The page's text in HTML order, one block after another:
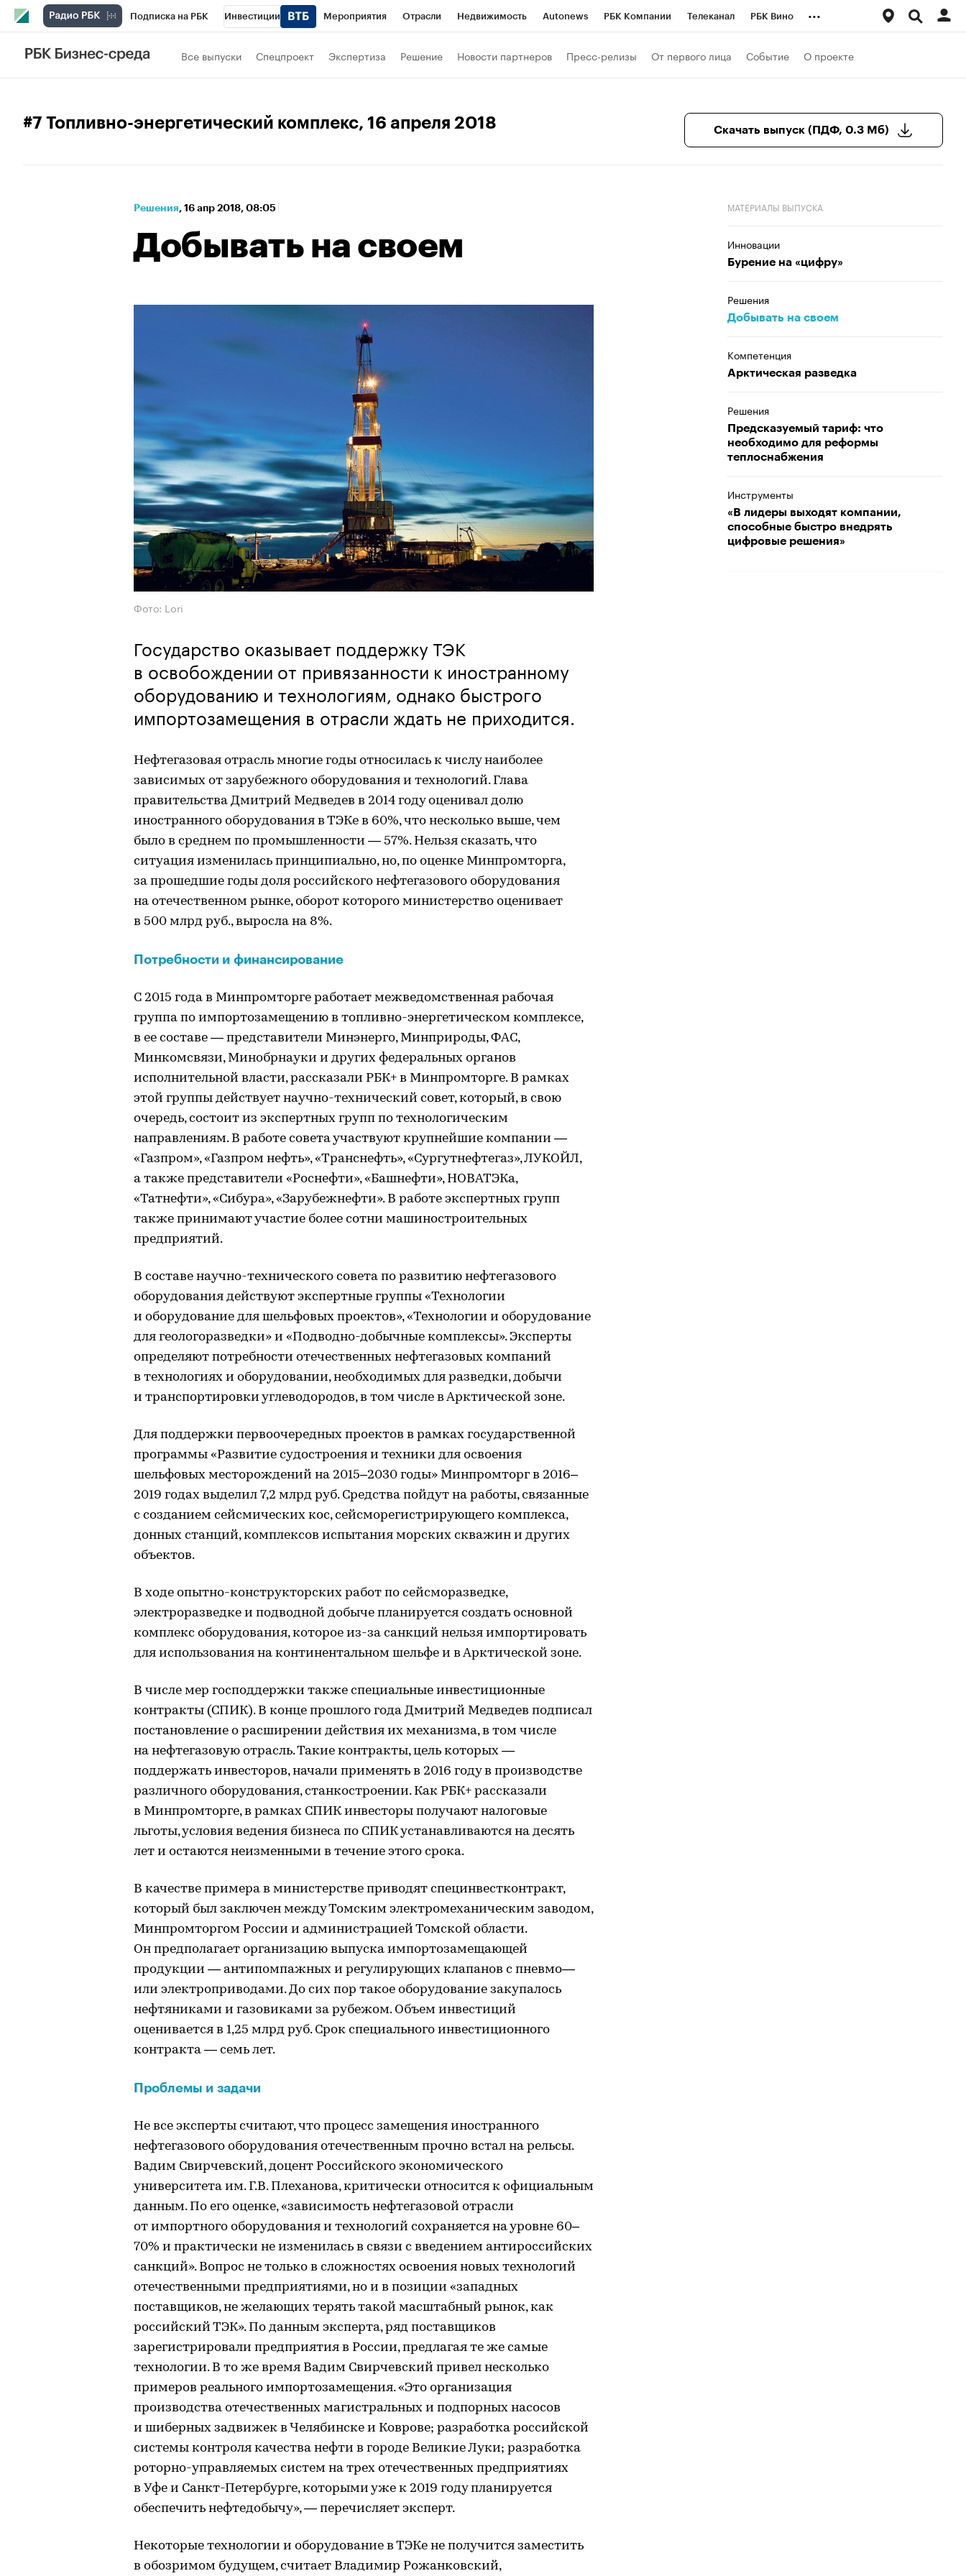
Подписка на РБК Инвестиции Мероприятия Отрасли Недвижимость Autonews РБК Компании Телеканал РБК Вино
Спорт
Конференции СПб Бизнес
...
Все выпуски Спецпроект Экспертиза Решение Новости партнеров Пресс-релизы От первого лица Событие О проекте
#7 Топливно-энергетический комплекс, 16 апреля 2018 Скачать выпуск (ПДФ, 0.3 Мб)
Решения⁠, 16 апр 2018, 08:05
Добывать на своем
Фото: Lori
Государство оказывает поддержку ТЭК
в освобождении от привязанности к иностранному
оборудованию и технологиям, однако быстрого
импортозамещения в отрасли ждать не приходится.
Нефтегазовая отрасль многие годы относилась к числу наиболее
зависимых от зарубежного оборудования и технологий. Глава
правительства Дмитрий Медведев в 2014 году оценивал долю
иностранного оборудования в ТЭКе в 60%, что несколько выше, чем
было в среднем по промышленности — 57%. Нельзя сказать, что
ситуация изменилась принципиально, но, по оценке Минпромторга,
за прошедшие годы доля российского нефтегазового оборудования
на отечественном рынке, оборот которого министерство оценивает
в 500 млрд руб., выросла на 8%.
Потребности и финансирование
С 2015 года в Минпромторге работает межведомственная рабочая
группа по импортозамещению в топливно-энергетическом комплексе,
в ее составе — представители Минэнерго, Минприроды, ФАС,
Минкомсвязи, Минобрнауки и других федеральных органов
исполнительной власти, рассказали РБК+ в Минпромторге. В рамках
этой группы действует научно-технический совет, который, в свою
очередь, состоит из экспертных групп по технологическим
направлениям. В работе совета участвуют крупнейшие компании —
«Газпром», «Газпром нефть», «Транснефть», «Сургутнефтегаз», ЛУКОЙЛ,
а также представители «Роснефти», «Башнефти», НОВАТЭКа,
«Татнефти», «Сибура», «Зарубежнефти». В работе экспертных групп
также принимают участие более сотни машиностроительных
предприятий.
В составе научно-технического совета по развитию нефтегазового
оборудования действуют экспертные группы «Технологии
и оборудование для шельфовых проектов», «Технологии и оборудование
для геологоразведки» и «Подводно-добычные комплексы». Эксперты
определяют потребности отечественных нефтегазовых компаний
в технологиях и оборудовании, необходимых для разведки, добычи
и транспортировки углеводородов, в том числе в Арктической зоне.
Для поддержки первоочередных проектов в рамках государственной
программы «Развитие судостроения и техники для освоения
шельфовых месторождений на 2015–2030 годы» Минпромторг в 2016–
2019 годах выделил 7,2 млрд руб. Средства пойдут на работы, связанные
с созданием сейсмических кос, сейсморегистрирующего комплекса,
донных станций, комплексов испытания морских скважин и других
объектов.
В ходе опытно-конструкторских работ по сейсморазведке,
электроразведке и подводной добыче планируется создать основной
комплекс оборудования, которое из-за санкций нельзя импортировать
для использования на континентальном шельфе и в Арктической зоне.
В числе мер господдержки также специальные инвестиционные
контракты (СПИК). В конце прошлого года Дмитрий Медведев подписал
постановление о расширении действия их механизма, в том числе
на нефтегазовую отрасль. Такие контракты, цель которых —
поддержать инвесторов, начали применять в 2016 году в производстве
различного оборудования, станкостроении. Как РБК+ рассказали
в Минпромторге, в рамках СПИК инвесторы получают налоговые
льготы, условия ведения бизнеса по СПИК устанавливаются на десять
лет и остаются неизменными в течение этого срока.
В качестве примера в министерстве приводят специнвестконтракт,
который был заключен между Томским электромеханическим заводом,
Минпромторгом России и администрацией Томской области.
Он предполагает организацию выпуска импортозамещающей
продукции — антипомпажных и регулирующих клапанов с пневмо—
или электроприводами. До сих пор такое оборудование закупалось
нефтяниками и газовиками за рубежом. Объем инвестиций
оценивается в 1,25 млрд руб. Срок специального инвестиционного
контракта — семь лет.
Проблемы и задачи
Не все эксперты считают, что процесс замещения иностранного
нефтегазового оборудования отечественным прочно встал на рельсы.
Вадим Свирчевский, доцент Российского экономического
университета им. Г.В. Плеханова, критически относится к официальным
данным. По его оценке, «зависимость нефтегазовой отрасли
от импортного оборудования и технологий сохраняется на уровне 60–
70% и практически не изменилась в связи с введением антироссийских
санкций». Вопрос не только в сложностях освоения новых технологий
отечественными предприятиями, но и в позиции «западных
поставщиков, не желающих терять такой масштабный рынок, как
российский ТЭК». По данным эксперта, ряд поставщиков
зарегистрировали предприятия в России, предлагая те же самые
технологии. В то же время Вадим Свирчевский привел несколько
примеров реального импортозамещения. «Это организация
производства отечественных магистральных и подпорных насосов
и шиберных задвижек в Челябинске и Коврове; разработка российской
системы контроля качества нефти в городе Великие Луки; разработка
роторно-управляемых систем на трех отечественных предприятиях
в Уфе и Санкт-Петербурге, которыми уже к 2019 году планируется
обеспечить нефтедобычу», — перечисляет эксперт.
Некоторые технологии и оборудование в ТЭКе не получится заместить
в обозримом будущем, считает Владимир Рожанковский,
МАТЕРИАЛЫ ВЫПУСКА
Инновации
Бурение на «цифру»
Решения
Добывать на своем
Компетенция
Арктическая разведка
Решения
Предсказуемый тариф: что
необходимо для реформы
теплоснабжения
Инструменты
«В лидеры выходят компании,
способные быстро внедрять
цифровые решения»